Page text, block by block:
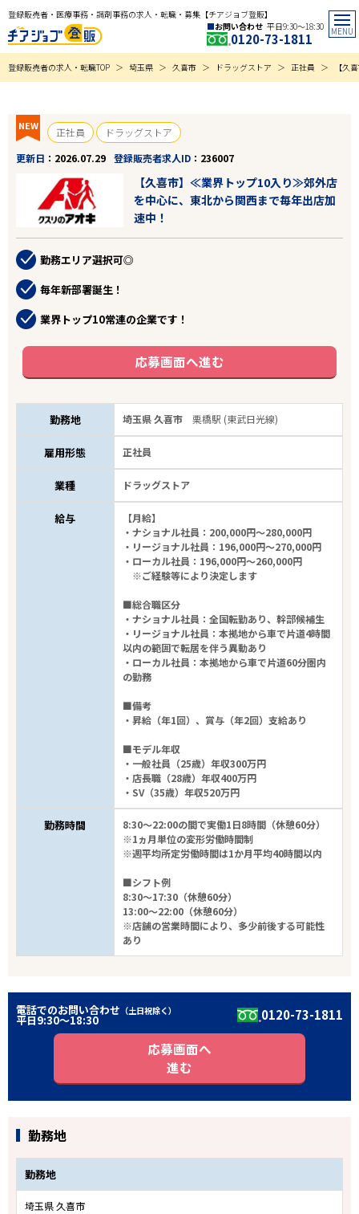
登録販売者・医療事務・調剤事務の求人・転職・募集【チアジョブ登販】
お問い合わせ 平日9:30〜18:30
0120-73-1811
登録販売者の求人・転職TOP 埼玉県 久喜市 ドラッグストア 正社員 【久
NEW 正社員
ドラッグストア
更新日
2026.07.29 登録販売者求人ID 236007
【久喜市】≪業界トップ10入り≫郊外店
を中心に、東北から関西まで毎年出店加
速中！
勤務エリア選択可◎
毎年新部署誕生！
業界トップ10常連の企業です！
応募画面へ進む
勤務地 埼玉県 久喜市栗橋駅 (東武日光線)
雇用形態 正社員
業種 ドラッグストア
給与
【月給】
・ナショナル社員：200,000円～280,000円
・リージョナル社員：196,000円～270,000円
・ローカル社員：196,000円～260,000円
※ご経験等により決定します
■総合職区分
・ナショナル社員：全国転勤あり、幹部候補生
・リージョナル社員：本拠地から車で片道4時間
以内の範囲で転居を伴う異動あり
・ローカル社員：本拠地から車で片道60分圏内
の勤務
■備考
・昇給（年1回）、賞与（年2回）支給あり
■モデル年収
・一般社員（25歳）年収300万円
・店長職（28歳）年収400万円
・SV（35歳）年収520万円
勤務時間
8:30～22:00の間で実働1日8時間（休憩60分）
※1ヵ月単位の変形労働時間制
※週平均所定労働時間は1か月平均40時間以内
■シフト例
8:30～17:30（休憩60分）
13:00～22:00（休憩60分）
※店舗の営業時間により、多少前後する可能性
あり
電話でのお問い合わせ （土日祝除く）
平日9:30〜18:30 0120-73-1811
応募画面へ
進む
勤務地
勤務地
埼玉県 久喜市